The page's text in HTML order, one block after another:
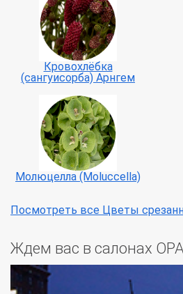
Кровохлёбка
(сангуисорба) Арнгем
Молюцелла (Moluccella)
Посмотреть все Цветы
Ждем вас в салонах